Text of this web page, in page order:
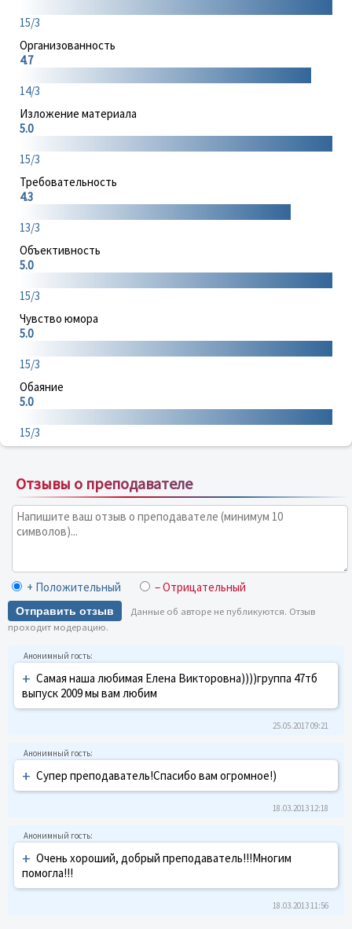
15/3
Организованность
4.7
14/3
Изложение материала
5.0
15/3
Требовательность
4.3
13/3
Объективность
5.0
15/3
Чувство юмора
5.0
15/3
Обаяние
5.0
15/3
Отзывы о преподавателе
+ Положительный – Отрицательный
Отправить отзыв
Данные об авторе не публикуются. Отзыв
проходит модерацию.
+ Самая наша любимая Елена Викторовна))))группа 47тб
выпуск 2009 мы вам любим
25.05.2017 09:21
+ Супер преподаватель!Спасибо вам огромное!)
18.03.2013 12:18
+ Очень хороший, добрый преподаватель!!!Многим
помогла!!!
18.03.2013 11:56